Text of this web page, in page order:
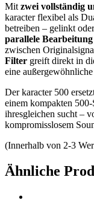
Mit zwei vollständig
karacter flexibel als
betreiben – gelinkt
parallele Bearbeitung
zwischen
Filter greift direkt in
eine
Der karacter 500
einem kompakten
ihresgleichen sucht –
kompromisslosem
(Innerhalb von 2-3
Ähnliche